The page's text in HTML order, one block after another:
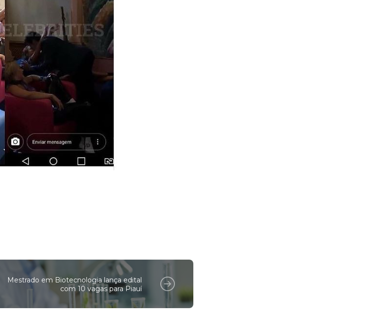
Mestrado em Biotecnologia lança edital
com 10 vagas para Piauí